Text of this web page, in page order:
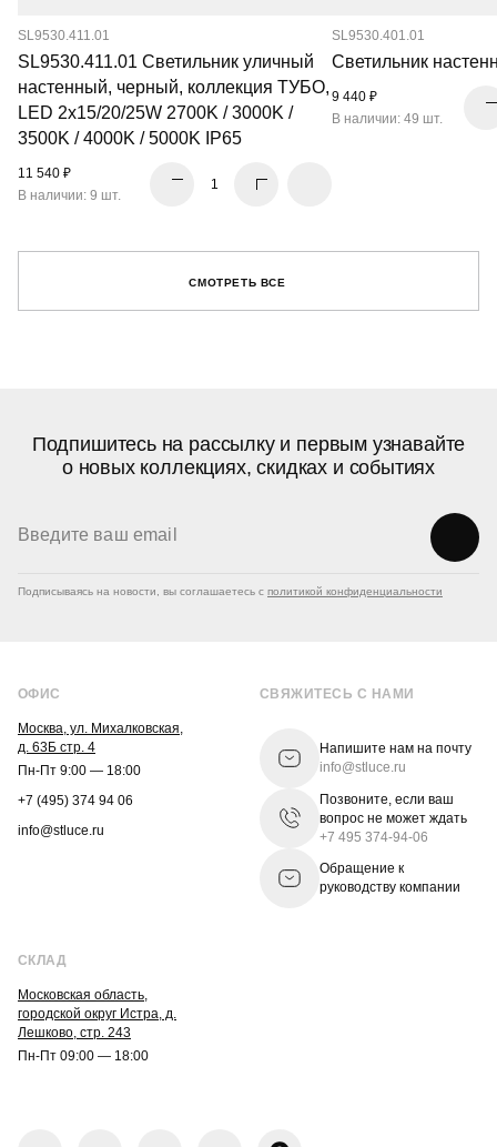
SL9530.411.01
SL9530.411.01 Светильник уличный
настенный, черный, коллекция ТУБО,
LED 2x15/20/25W 2700K / 3000K /
3500K / 4000K / 5000K IP65
11 540 ₽
В наличии: 9 шт.
SL9530.401.01
Светильник
9 440 ₽
В наличии: 49 шт.
СМОТРЕТЬ ВСЕ
Подпишитесь на рассылку и первым узнавайте
о новых коллекциях, скидках и событиях
Подписываясь на новости, вы соглашаетесь с политикой конфиденциальности
ОФИС
Москва, ул. Михалковская,
д. 63Б стр. 4
Пн-Пт 9:00 — 18:00
+7 (495) 374 94 06
info@stluce.ru
СВЯЖИТЕСЬ С НАМИ
Напишите нам на почту
info@stluce.ru
Позвоните, если ваш
вопрос не может ждать
+7 495 374-94-06
Обращение к
руководству компании
СКЛАД
Московская область,
городской округ Истра, д.
Лешково, стр. 243
Пн-Пт 09:00 — 18:00